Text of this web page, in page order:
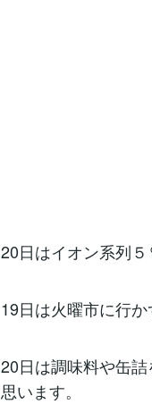
20日はイオン系列５
19日は火曜市に行
20日は調味料や缶
思います。